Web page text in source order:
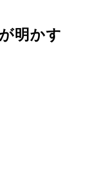
明かす